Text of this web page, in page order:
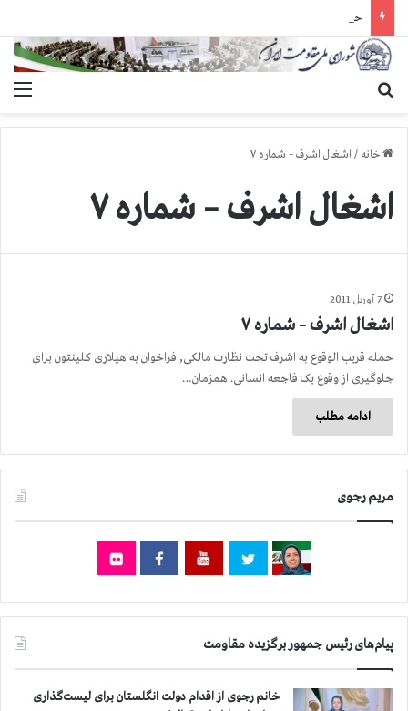
خانه / اشغال اشرف – شماره ۷
اشغال اشرف – شماره ۷
7 آوریل 2011
اشغال اشرف – شماره ۷
حمله قریب الوقوع به اشرف تحت نظارت مالکی, فراخوان به هیلاری کلینتون برای
جلوگیری از وقوع یک فاجعه انسانی. همزمان…
ادامه مطلب
مریم رجوی
پیام‌های رئیس جمهور برگزیده مقاومت
خانم رجوی از اقدام دولت انگلستان برای لیست‌گذاری